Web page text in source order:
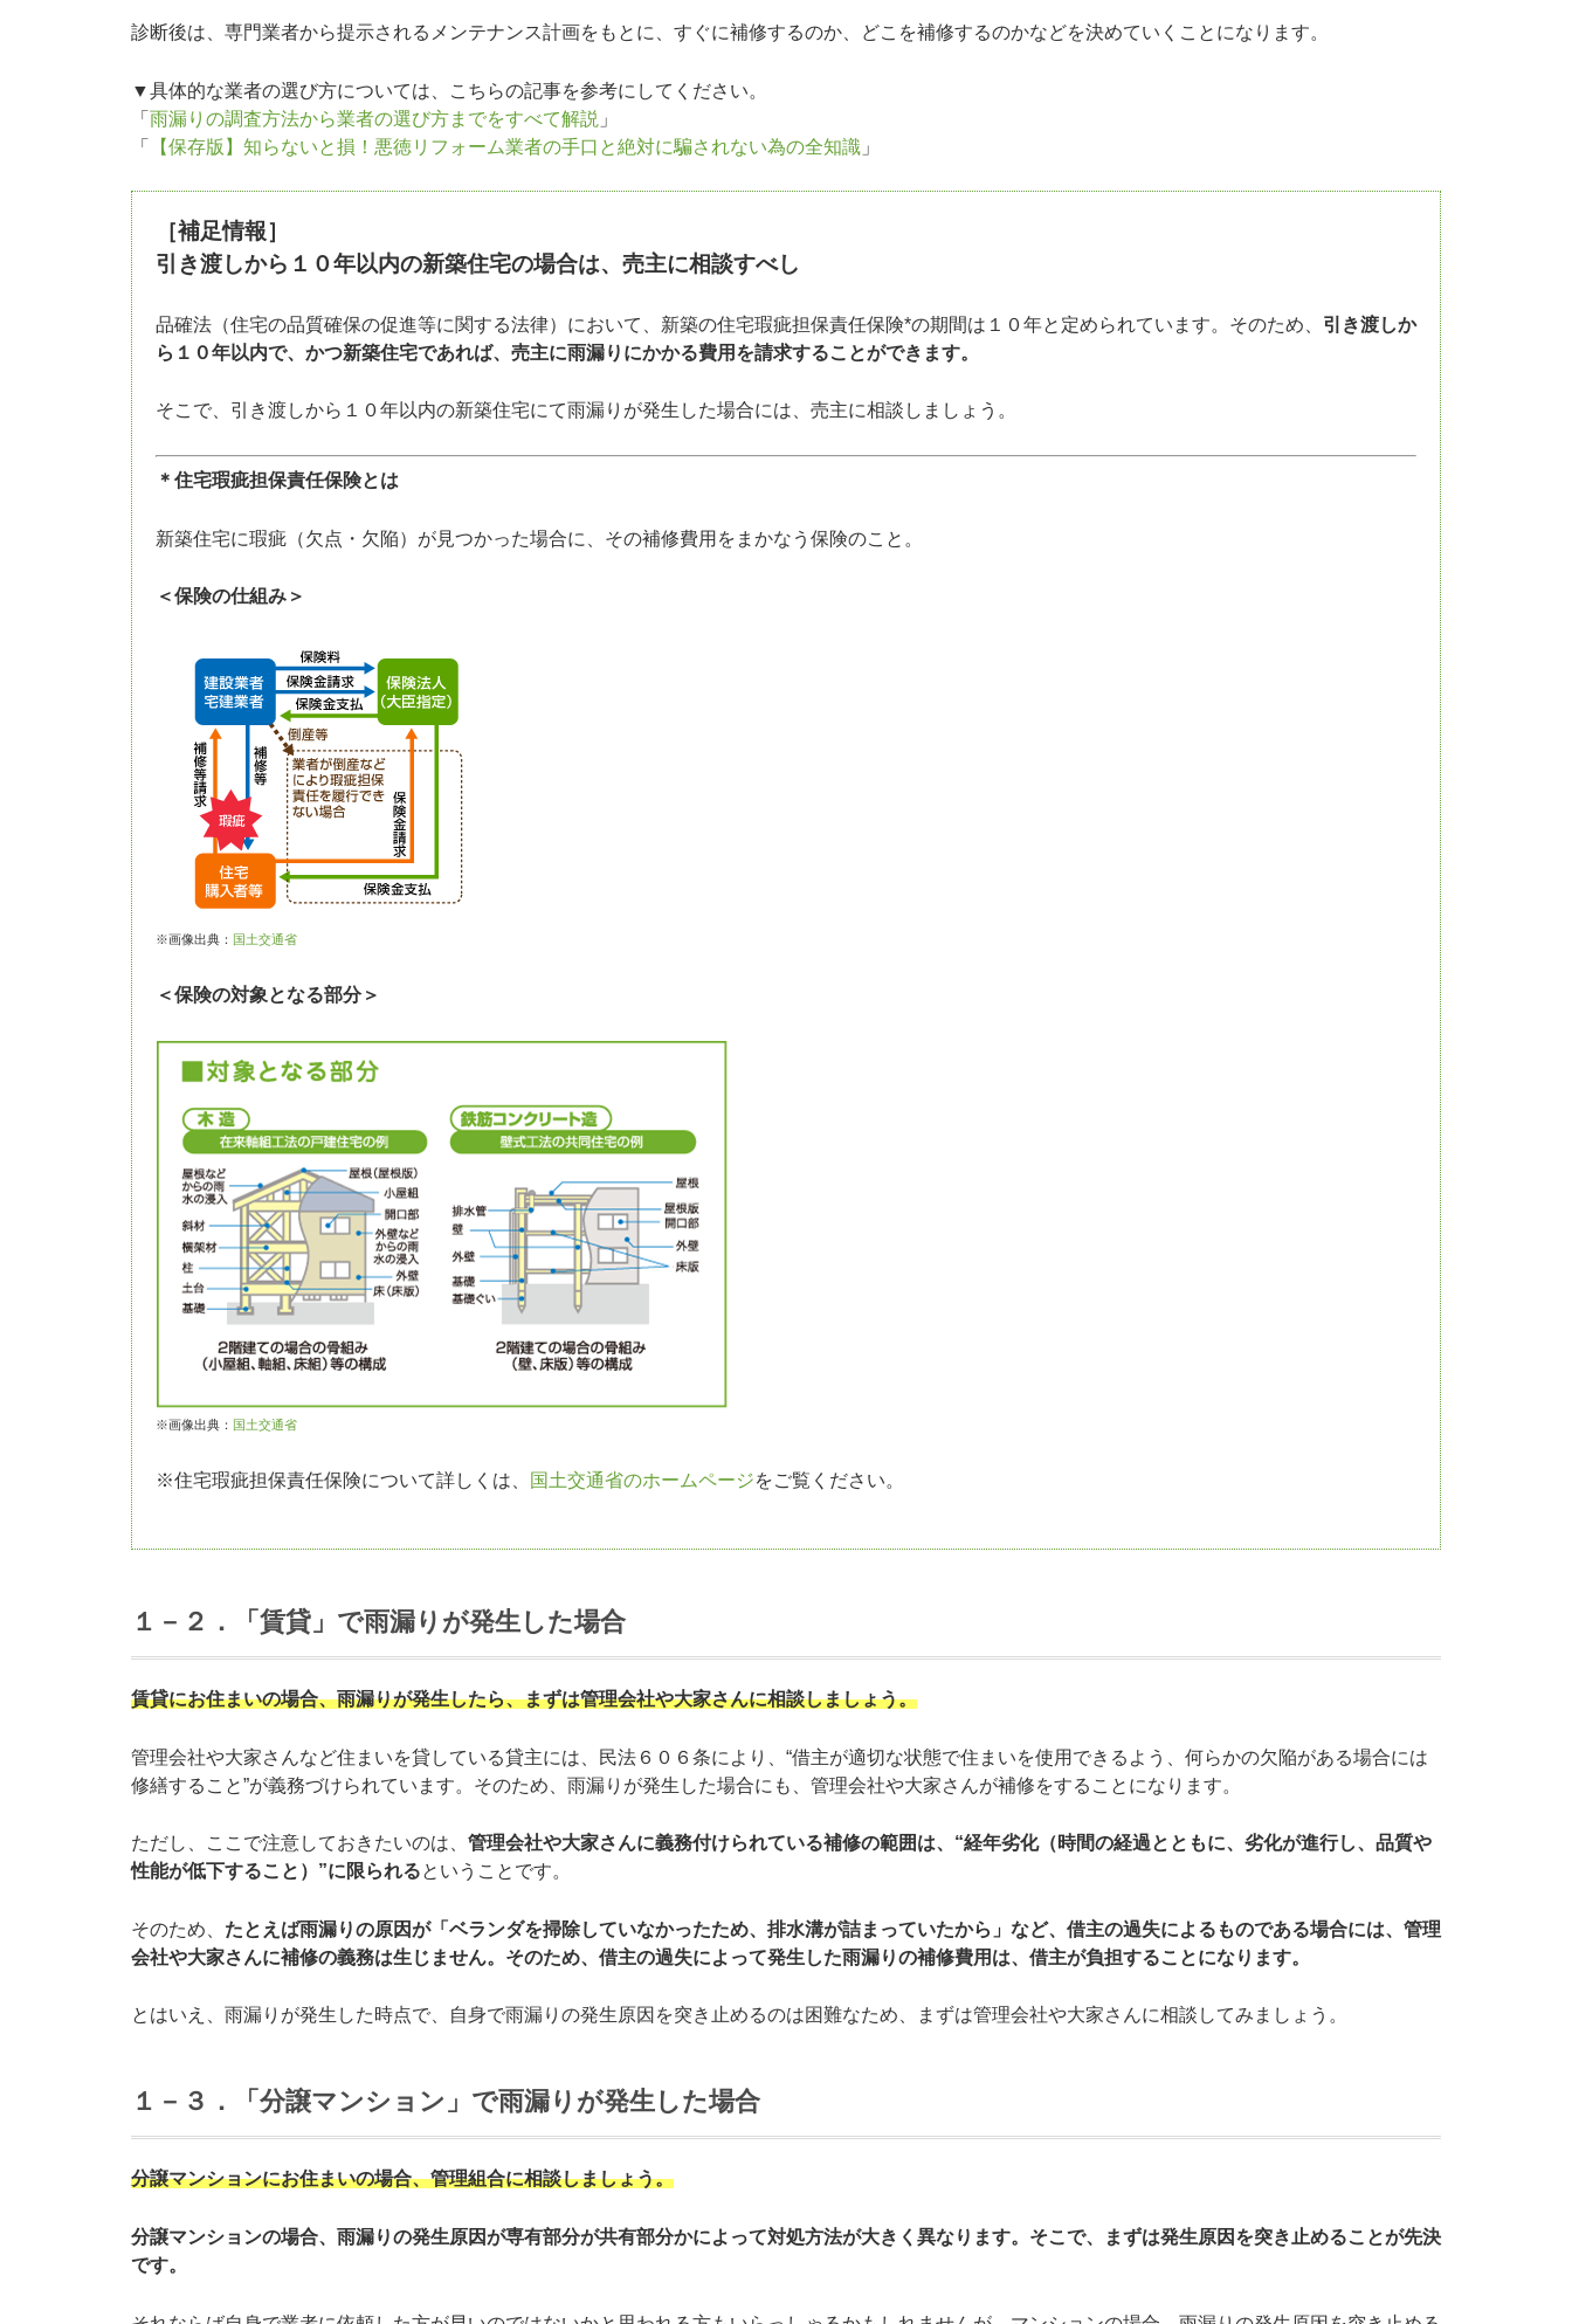
診断後は、専門業者から提示されるメンテナンス計画をもとに、すぐに補修するのか、どこを補修するのかなどを決めていくことになります。
▼具体的な業者の選び方については、こちらの記事を参考にしてください。
「 雨漏りの調査方法から業者の選び方までをすべて解説 」
「
【保存版】知らないと損！悪徳リフォーム業者の手口と絶対に騙されない為の全知識 」
［補足情報］
引き渡しから１０年以内の新築住宅の場合は、売主に相談すべし
品確法（住宅の品質確保の促進等に関する法律）において、新築の住宅瑕疵担保責任保険*の期間は１０年と定められています。そのため、 引き渡しか
ら１０年以内で、かつ新築住宅であれば、売主に雨漏りにかかる費用を請求することができます。
そこで、引き渡しから１０年以内の新築住宅にて雨漏りが発生した場合には、売主に相談しましょう。
＊住宅瑕疵担保責任保険とは
新築住宅に瑕疵（欠点・欠陥）が見つかった場合に、その補修費用をまかなう保険のこと。
＜保険の仕組み＞
※画像出典： 国土交通省
＜保険の対象となる部分＞
※画像出典： 国土交通省
※住宅瑕疵担保責任保険について詳しくは、 国土交通省のホームページをご覧ください。
１－２．「賃貸」で雨漏りが発生した場合
賃貸にお住まいの場合、雨漏りが発生したら、まずは管理会社や大家さんに相談しましょう。
管理会社や大家さんなど住まいを貸している貸主には、民法６０６条により、“借主が適切な状態で住まいを使用できるよう、何らかの欠陥がある場合には
修繕すること”が義務づけられています。そのため、雨漏りが発生した場合にも、管理会社や大家さんが補修をすることになります。
ただし、ここで注意しておきたいのは、 管理会社や大家さんに義務付けられている補修の範囲は、“経年劣化（時間の経過とともに、劣化が進行し、品質や
性能が低下すること）”に限られるということです。
そのため、 たとえば雨漏りの原因が「ベランダを掃除していなかったため、排水溝が詰まっていたから」など、借主の過失によるものである場合には、管理
会社や大家さんに補修の義務は生じません。そのため、借主の過失によって発生した雨漏りの補修費用は、借主が負担することになります。
とはいえ、雨漏りが発生した時点で、自身で雨漏りの発生原因を突き止めるのは困難なため、まずは管理会社や大家さんに相談してみましょう。
１－３．「分譲マンション」で雨漏りが発生した場合
分譲マンションにお住まいの場合、管理組合に相談しましょう。
分譲マンションの場合、雨漏りの発生原因が専有部分が共有部分かによって対処方法が大きく異なります。そこで、まずは発生原因を突き止めることが先決
です。